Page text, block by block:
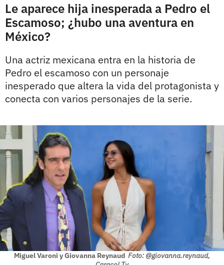
Le aparece hija inesperada a Pedro el
Escamoso; ¿hubo una aventura en
México?
Una actriz mexicana entra en la historia de
Pedro el escamoso con un personaje
inesperado que altera la vida del protagonista y
conecta con varios personajes de la serie.
Miguel Varoni y Giovanna Reynaud Foto: @giovanna.reynaud,